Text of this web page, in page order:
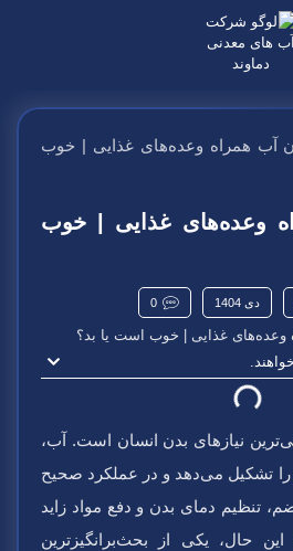
آب همراه وعده‌های غذایی | خوب
وعده‌های غذایی | خوب
دی 1404 0
نیازهای بدن انسان است. آب،
از بدن را تشکیل می‌دهد و در عملکرد صحیح
تنظیم دمای بدن و دفع مواد زاید
حال، یکی از بحث‌برانگیزترین